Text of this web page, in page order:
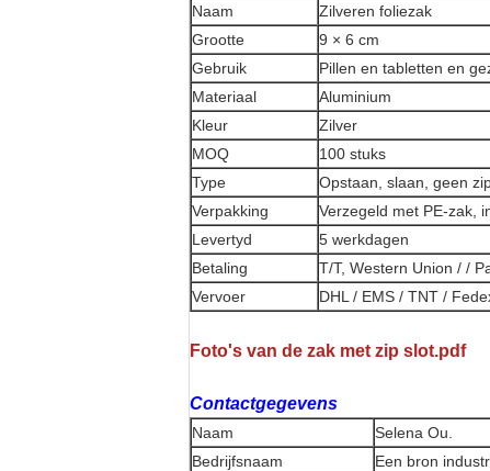
Naam
Zilveren foliezak
Grootte
9 × 6 cm
Gebruik
Pillen en tabletten en
Materiaal
Aluminium
Kleur
Zilver
MOQ
100 stuks
Type
Opstaan, slaan, geen
Verpakking
Verzegeld met PE-zak,
Levertyd
5 werkdagen
Betaling
T/T, Western Union / /
Vervoer
DHL / EMS / TNT /
Foto's van de zak met zip slot.pdf
Contactgegevens
Naam
Selena Ou.
Bedrijfsnaam
Een bron